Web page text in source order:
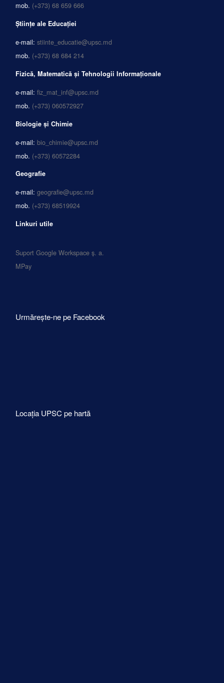
mob. (+373) 68 659 666
Științe ale Educației
e-mail: stiinte_educatie@upsc.md
mob. (+373) 68 684 214
Fizică, Matematică și Tehnologii Informaționale
e-mail: fiz_mat_inf@upsc.md
mob. (+373) 060572927
Biologie și Chimie
e-mail: bio_chimie@upsc.md
mob. (+373) 60572284
Geografie
e-mail: geografie@upsc.md
mob. (+373) 68519924
Linkuri utile
Suport Google Workspace ș. a.
MPay
Urmărește-ne pe Facebook
Locația UPSC pe hartă